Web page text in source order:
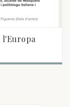
l'Europa